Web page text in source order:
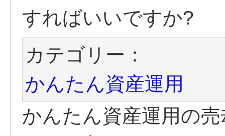
すればいいですか?
カテゴリー：
かんたん資産運用
かんたん資産運用の